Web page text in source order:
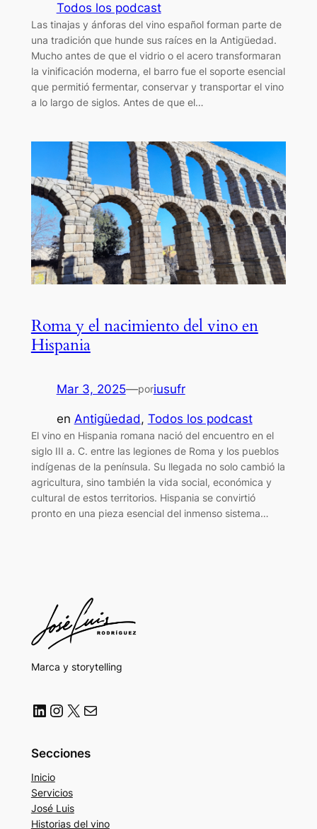
Todos los podcast
Las tinajas y ánforas del vino español forman parte de
una tradición que hunde sus raíces en la Antigüedad.
Mucho antes de que el vidrio o el acero transformaran
la vinificación moderna, el barro fue el soporte esencial
que permitió fermentar, conservar y transportar el vino
a lo largo de siglos. Antes de que el…
Roma y el nacimiento del vino en
Hispania
Mar 3, 2025—poriusufr
en Antigüedad, Todos los podcast
El vino en Hispania romana nació del encuentro en el
siglo III a. C. entre las legiones de Roma y los pueblos
indígenas de la península. Su llegada no solo cambió la
agricultura, sino también la vida social, económica y
cultural de estos territorios. Hispania se convirtió
pronto en una pieza esencial del inmenso sistema…
Marca y storytelling
LinkedIn Instagram X Correo electrónico
Secciones
Inicio
Servicios
José Luis
Historias del vino